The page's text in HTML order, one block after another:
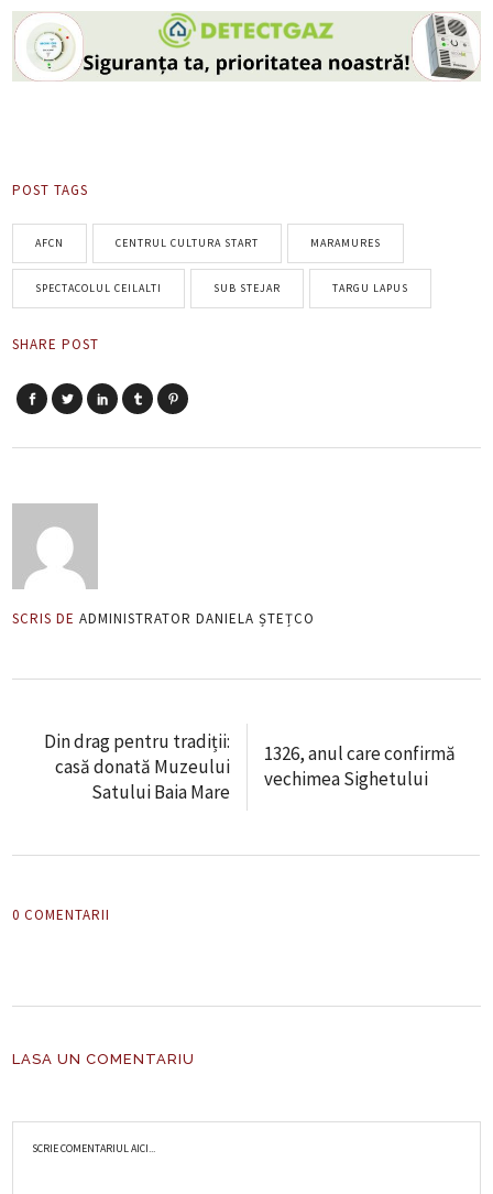
POST TAGS
AFCN CENTRUL CULTURA START MARAMURES
SPECTACOLUL CEILALTI SUB STEJAR TARGU LAPUS
SHARE POST
SCRIS DE ADMINISTRATOR DANIELA ȘTEȚCO
Din drag pentru tradiții:
casă donată Muzeului
Satului Baia Mare
1326, anul care confirmă
vechimea Sighetului
0 COMENTARII
LASA UN COMENTARIU